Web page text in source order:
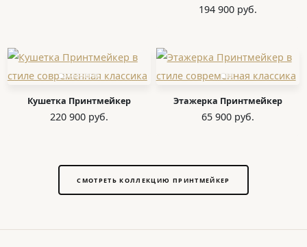
194 900 руб.
Кушетка Принтмейкер
220 900 руб.
Этажерка Принтмейкер
65 900 руб.
СМОТРЕТЬ КОЛЛЕКЦИЮ ПРИНТМЕЙКЕР